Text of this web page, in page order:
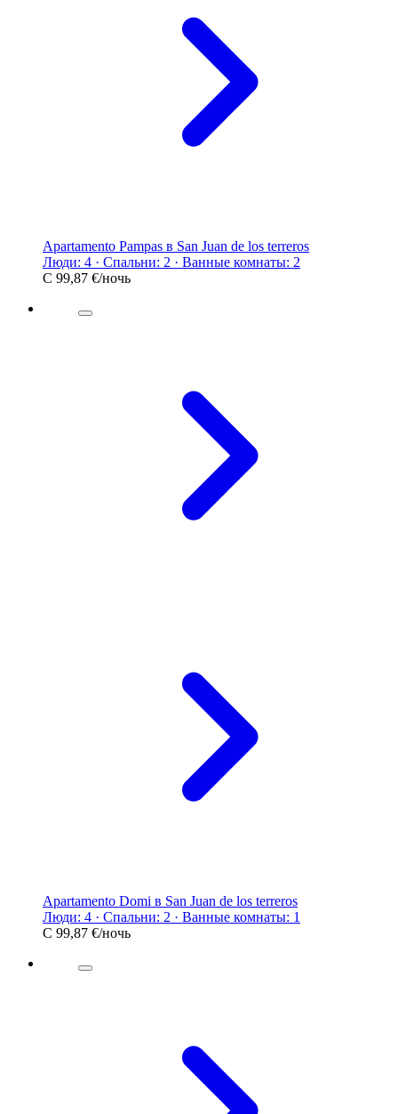
Apartamento Pampas в San Juan de los terreros
Люди: 4 · Спальни: 2 · Ванные комнаты: 2
С 99,87 €/ночь
Apartamento Domi в San Juan de los terreros
Люди: 4 · Спальни: 2 · Ванные комнаты: 1
С 99,87 €/ночь